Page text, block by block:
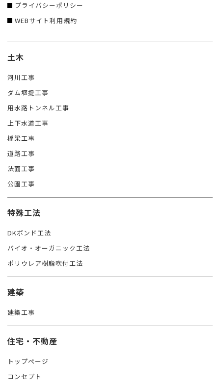
プライバシーポリシー
WEBサイト利用規約
土木
河川工事
ダム堰提工事
用水路トンネル工事
上下水道工事
橋梁工事
道路工事
法面工事
公園工事
特殊工法
DKボンド工法
バイオ・オーガニック工法
ポリウレア樹脂吹付工法
建築
建築工事
住宅・不動産
トップページ
コンセプト